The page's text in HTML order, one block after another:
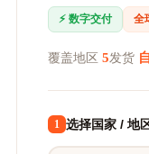
⚡ 数字交付 全
覆盖地区 5发货
1 选择国家 / 地